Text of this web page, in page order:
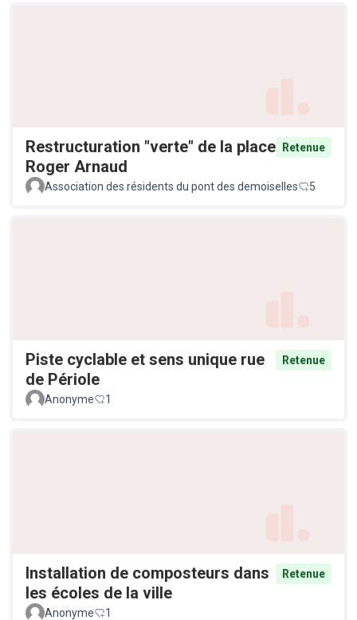
Restructuration "verte" de la place
Roger Arnaud
Retenue
Association des résidents du pont des demoiselles 5
Piste cyclable et sens unique rue
de Périole
Retenue
Anonyme 1
Installation de composteurs dans
les écoles de la ville
Retenue
Anonyme 1